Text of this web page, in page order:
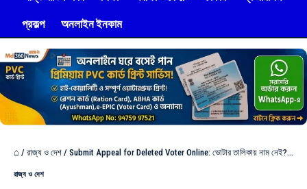
প্রকল্প
অনলাইন ইনকাম
⌂ / রাজ্য ও দেশ / Submit Appeal for Deleted Voter Online: ভোটার তালিকায় নাম নেই? সুপ্রিম কোর্টের নির্দেশে রাজ্যে বসল ১৯টি ট্রাইব্যুনাল, আজ থেকেই শুরু অনলাইন আবেদন- 222
রাজ্য ও দেশ